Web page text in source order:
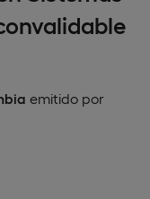
emitido por